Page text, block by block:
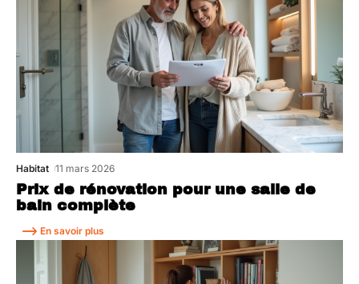
Prix de rénovation pour une salle de
bain complète
Habitat 11 mars 2026
En savoir plus